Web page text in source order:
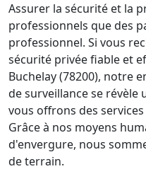
Assurer la sécurité et la
professionnels que des
professionnel. Si vous
sécurité privée fiable et
Buchelay (78200), notre
de surveillance se révèle
vous offrons des
Grâce à nos moyens
d'envergure, nous
de terrain.